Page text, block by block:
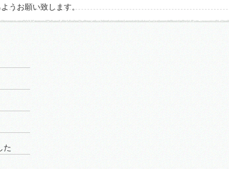
うお願い致します。
た